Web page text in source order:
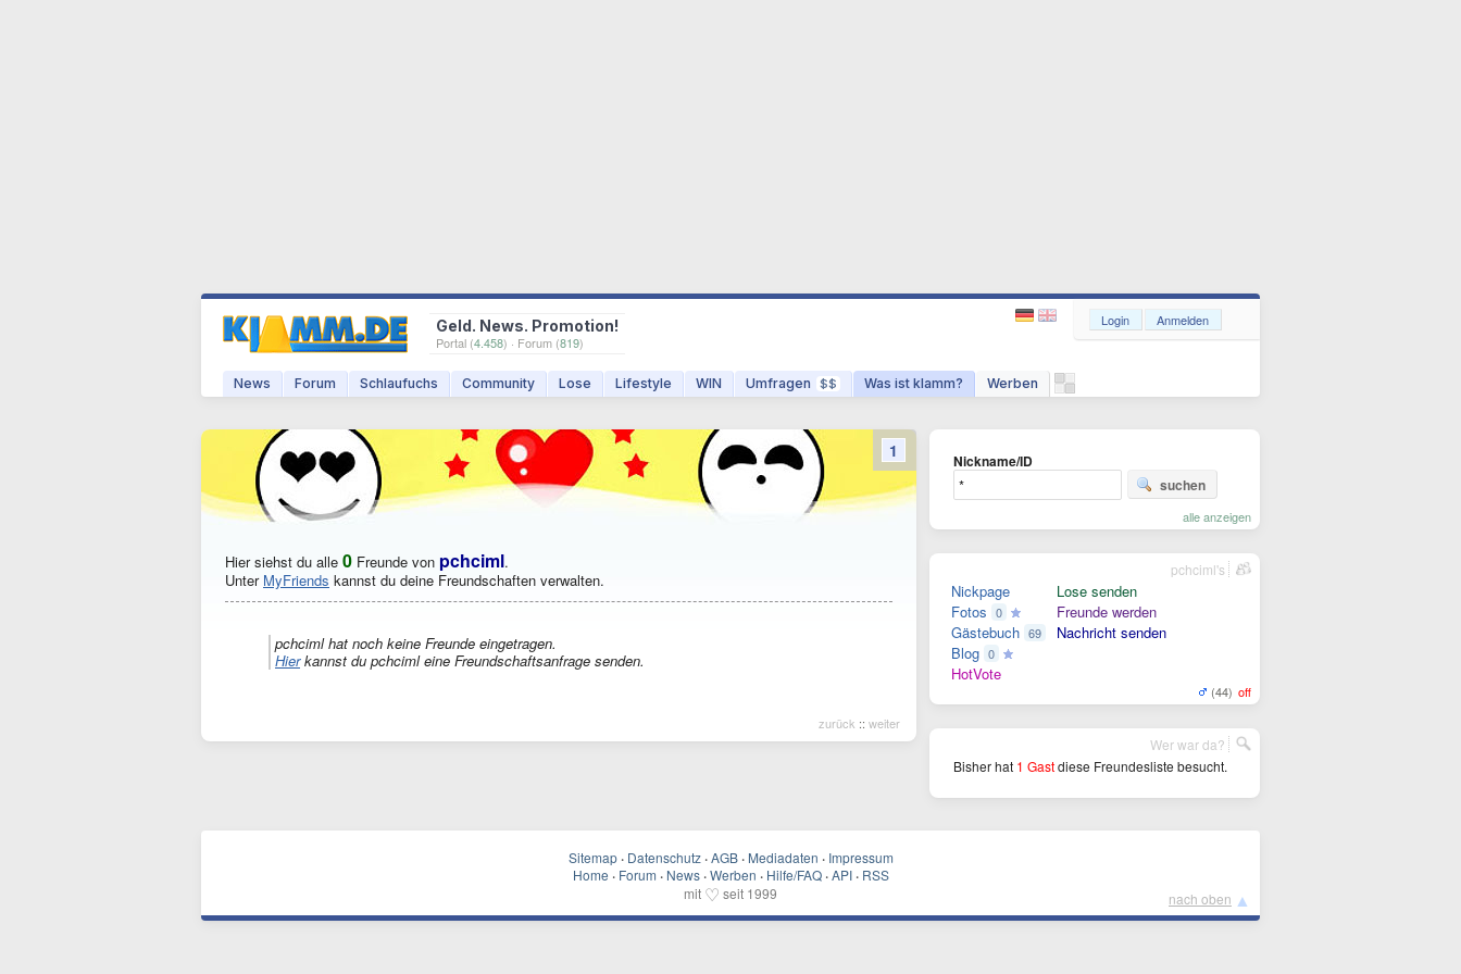
Geld. News. Promotion!
Portal (4.458) · Forum (819)
News Forum Schlaufuchs Community Lose Lifestyle WIN Umfragen $$ Was ist klamm? Werben
Login Anmelden
Hier siehst du alle 0 Freunde von pchciml.
Unter MyFriends kannst du deine Freundschaften verwalten.
pchciml hat noch keine Freunde eingetragen.
Hierkannst du pchciml eine Freundschaftsanfrage senden.
zurück :: weiter
1
Nickname/ID
suchen
alle anzeigen
Nickpage
Fotos 0
Gästebuch 69
Blog 0
HotVote
Lose senden
Freunde werden
Nachricht senden
(44) off
pchciml's
Bisher hat 1 Gastdiese Freundesliste besucht.
Wer war da?
Sitemap · Datenschutz · AGB · Mediadaten · Impressum
Home · Forum · News · Werben · Hilfe/FAQ · API · RSS
mit ♡ seit 1999 nach oben ▲